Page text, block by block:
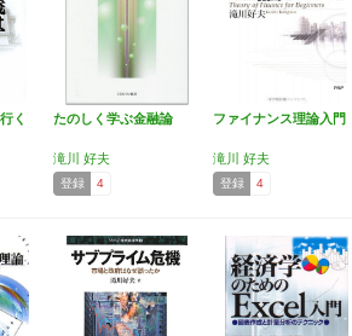
く
たのしく学ぶ金融論
滝川 好夫
登録 4
ファイナンス理論入門
滝川 好夫
登録 4